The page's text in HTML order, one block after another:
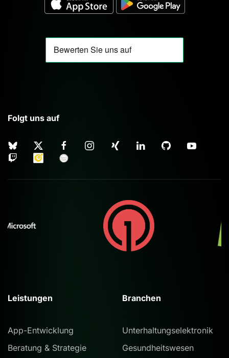
Folgt uns auf
Leistungen
App-Entwicklung
Beratung & Strategie
Branchen
Unterhaltungselektronik
Gesundheitswesen